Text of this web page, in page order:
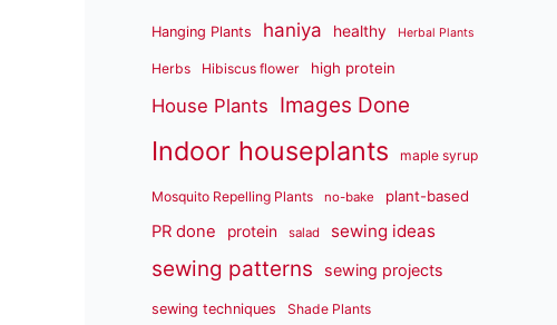
Hanging Plants haniya healthy Herbal Plants
Herbs Hibiscus flower high protein
House Plants Images Done
Indoor houseplants maple syrup
Mosquito Repelling Plants no-bake plant-based
PR done protein salad sewing ideas
sewing patterns sewing projects
sewing techniques Shade Plants